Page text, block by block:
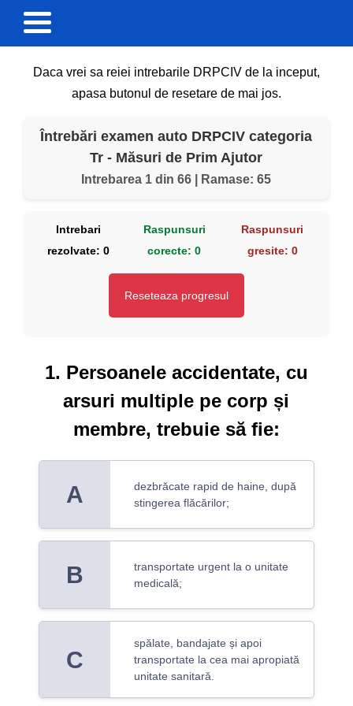
Daca vrei sa reiei intrebarile DRPCIV de la inceput,
apasa butonul de resetare de mai jos.
Întrebări examen auto DRPCIV categoria
Tr - Măsuri de Prim Ajutor
Intrebarea 1 din 66 | Ramase: 65
Intrebari
rezolvate: 0
Raspunsuri
corecte:0
Raspunsuri
gresite: 0
Reseteaza progresul
1. Persoanele accidentate, cu
arsuri multiple pe corp și
membre, trebuie să fie:
A
dezbrăcate rapid de haine, după
stingerea flăcărilor;
B
transportate urgent la o unitate
medicală;
C
spălate, bandajate și apoi
transportate la cea mai apropiată
unitate sanitară.